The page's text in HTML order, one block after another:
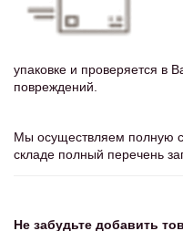
упаковке и проверяется в
повреждений.
Мы осуществляем полную
складе полный перечень
Не забудьте добавить